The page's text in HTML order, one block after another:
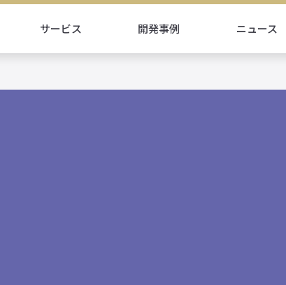
サービス 開発事例 ニュース